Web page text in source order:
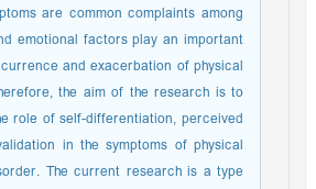
are common complaints among
emotional factors play an important
and exacerbation of physical
the aim of the research is to
role of self-differentiation, perceived
in the symptoms of physical
The current research is a type